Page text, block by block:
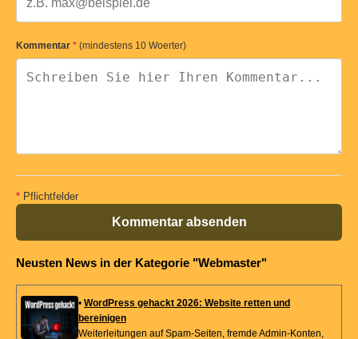
Kommentar * (mindestens 10 Woerter)
* Pflichtfelder
Kommentar absenden
Neusten News in der Kategorie "Webmaster"
• WordPress gehackt 2026: Website retten und
bereinigen
Weiterleitungen auf Spam-Seiten, fremde Admin-Konten,